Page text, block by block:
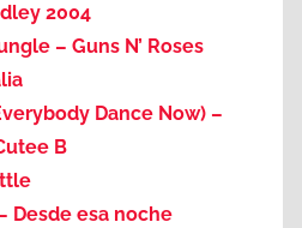
2004
– Guns N’ Roses
Dance Now) –
B
Desde esa noche